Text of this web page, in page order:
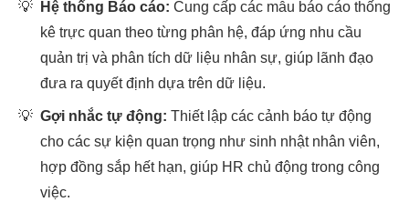
💡 Hệ thống Báo cáo: Cung cấp các mẫu báo cáo thống
kê trực quan theo từng phân hệ, đáp ứng nhu cầu
quản trị và phân tích dữ liệu nhân sự, giúp lãnh đạo
đưa ra quyết định dựa trên dữ liệu.
💡 Gợi nhắc tự động: Thiết lập các cảnh báo tự động
cho các sự kiện quan trọng như sinh nhật nhân viên,
hợp đồng sắp hết hạn, giúp HR chủ động trong công
việc.